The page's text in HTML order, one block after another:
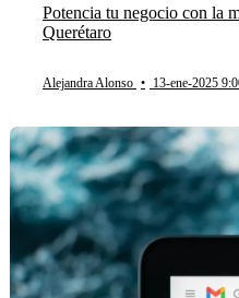
Potencia tu negocio con la
Querétaro
Alejandra Alonso • 13-ene-2025